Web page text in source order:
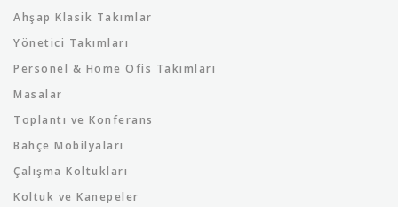
Ahşap Klasik Takımlar
Yönetici Takımları
Personel & Home Ofis Takımları
Masalar
Toplantı ve Konferans
Bahçe Mobilyaları
Çalışma Koltukları
Koltuk ve Kanepeler